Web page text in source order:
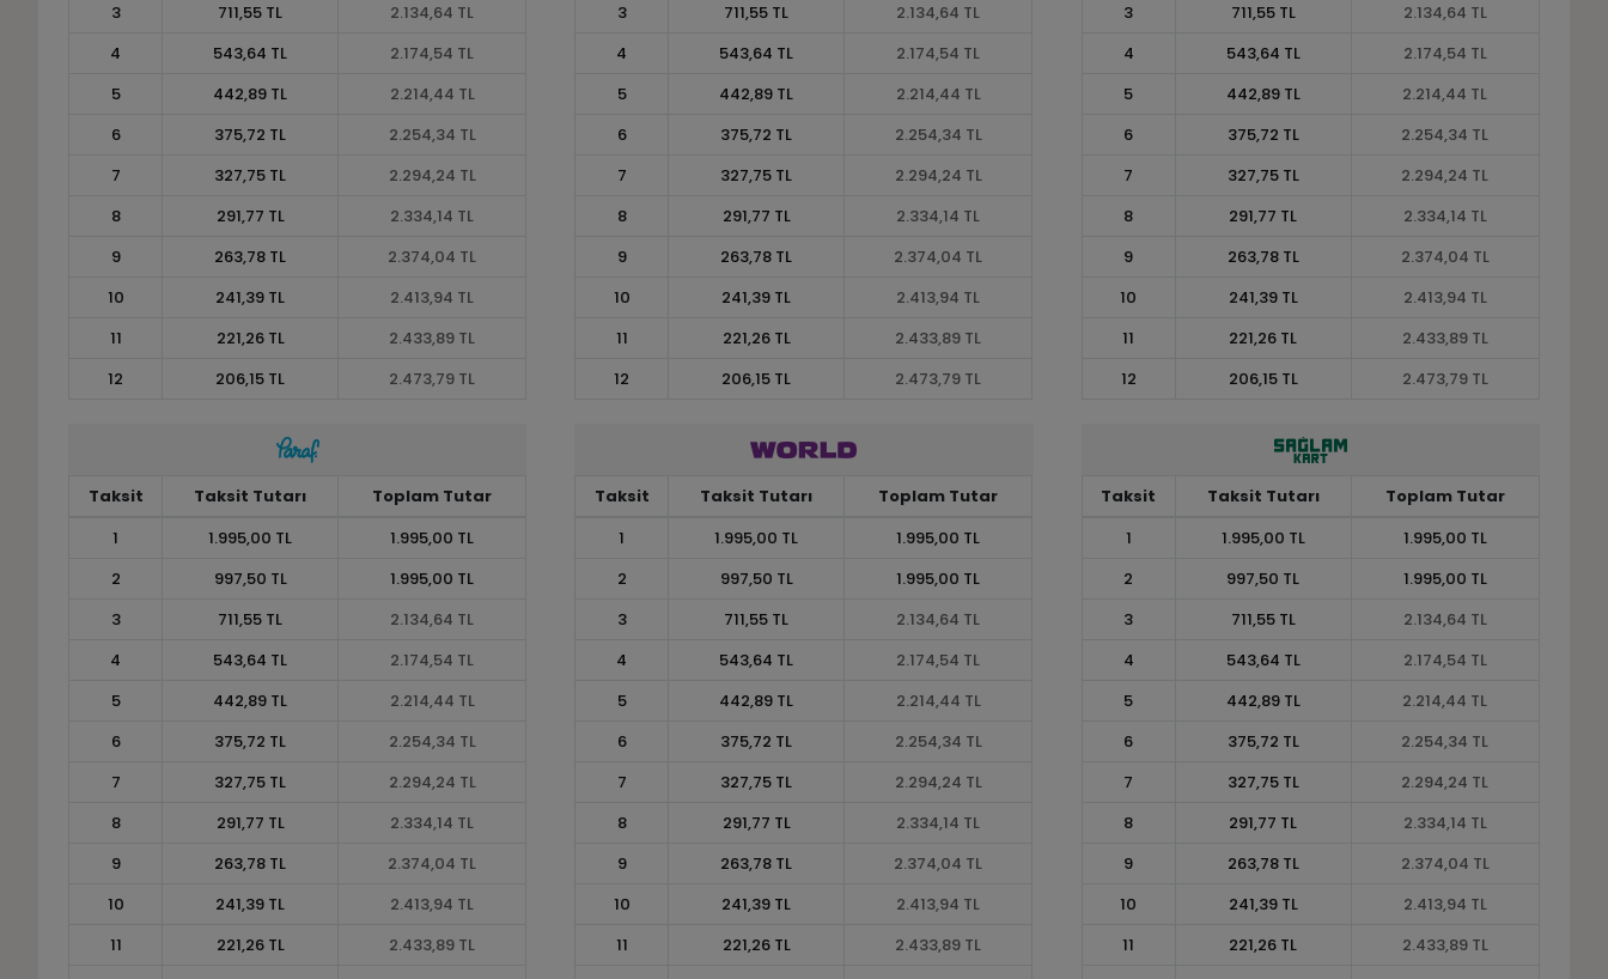
3
711,55 TL
2.134,64 TL
4
543,64 TL
2.174,54 TL
5
442,89 TL
2.214,44 TL
6
375,72 TL
2.254,34 TL
7
327,75 TL
2.294,24 TL
8
291,77 TL
2.334,14 TL
9
263,78 TL
2.374,04 TL
10
241,39 TL
2.413,94 TL
11
221,26 TL
2.433,89 TL
12
206,15 TL 2.473,79 TL
3
711,55 TL
2.134,64 TL
4
543,64 TL
2.174,54 TL
5
442,89 TL
2.214,44 TL
6
375,72 TL
2.254,34 TL
7
327,75 TL
2.294,24 TL
8
291,77 TL
2.334,14 TL
9
263,78 TL
2.374,04 TL
10
241,39 TL
2.413,94 TL
11
221,26 TL
2.433,89 TL
12
206,15 TL 2.473,79 TL
3
711,55 TL
2.134,64 TL
4
543,64 TL
2.174,54 TL
5
442,89 TL
2.214,44 TL
6
375,72 TL
2.254,34 TL
7
327,75 TL
2.294,24 TL
8
291,77 TL
2.334,14 TL
9
263,78 TL
2.374,04 TL
10
241,39 TL
2.413,94 TL
11
221,26 TL
2.433,89 TL
12
206,15 TL 2.473,79 TL
Taksit Taksit Tutarı
Toplam Tutar
1
1.995,00 TL
1.995,00 TL
2
997,50 TL
1.995,00 TL
3
711,55 TL
2.134,64 TL
4
543,64 TL
2.174,54 TL
5
442,89 TL
2.214,44 TL
6
375,72 TL
2.254,34 TL
7
327,75 TL
2.294,24 TL
8
291,77 TL
2.334,14 TL
9
263,78 TL
2.374,04 TL
10
241,39 TL
2.413,94 TL
11
221,26 TL
2.433,89 TL
Taksit Taksit Tutarı
Toplam Tutar
1
1.995,00 TL
1.995,00 TL
2
997,50 TL
1.995,00 TL
3
711,55 TL
2.134,64 TL
4
543,64 TL
2.174,54 TL
5
442,89 TL
2.214,44 TL
6
375,72 TL
2.254,34 TL
7
327,75 TL
2.294,24 TL
8
291,77 TL
2.334,14 TL
9
263,78 TL
2.374,04 TL
10
241,39 TL
2.413,94 TL
11
221,26 TL
2.433,89 TL
Taksit Taksit Tutarı
Toplam Tutar
1
1.995,00 TL
1.995,00 TL
2
997,50 TL
1.995,00 TL
3
711,55 TL
2.134,64 TL
4
543,64 TL
2.174,54 TL
5
442,89 TL
2.214,44 TL
6
375,72 TL
2.254,34 TL
7
327,75 TL
2.294,24 TL
8
291,77 TL
2.334,14 TL
9
263,78 TL
2.374,04 TL
10
241,39 TL
2.413,94 TL
11
221,26 TL
2.433,89 TL